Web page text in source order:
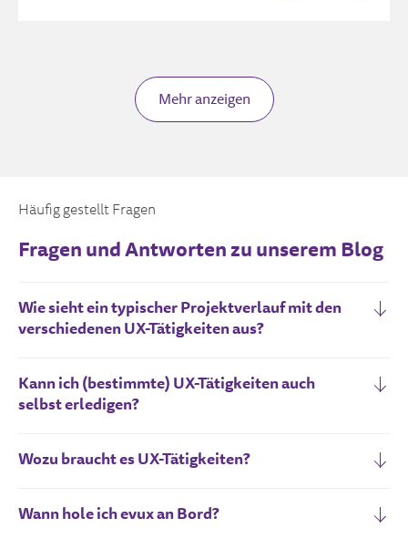
Mehr anzeigen
Häufig gestellt Fragen
Fragen und Antworten zu unserem Blog
Wie sieht ein typischer Projektverlauf mit den
verschiedenen UX-Tätigkeiten aus?
Kann ich (bestimmte) UX-Tätigkeiten auch
selbst erledigen?
Wozu braucht es UX-Tätigkeiten?
Wann hole ich evux an Bord?